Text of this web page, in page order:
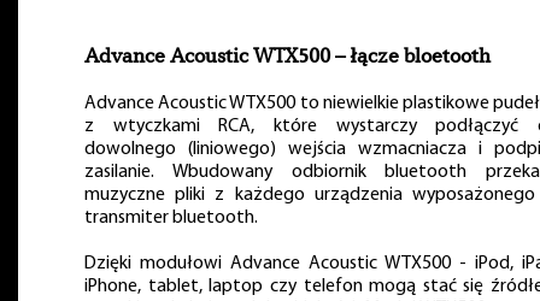
Advance Acoustic WTX500 – łącze bloetooth
Advance Acoustic WTX500 to niewielkie plastikowe
z wtyczkami RCA, które wystarczy podłączyć
dowolnego (liniowego) wejścia wzmacniacza i
zasilanie. Wbudowany odbiornik bluetooth
muzyczne pliki z każdego urządzenia
transmiter bluetooth.
Dzięki modułowi Advance Acoustic WTX500 - iPod,
iPhone, tablet, laptop czy telefon mogą stać się